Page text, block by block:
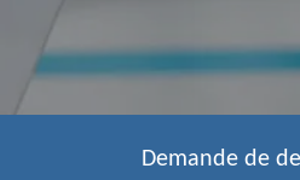
Demande de